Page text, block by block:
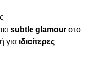
subtle glamour στο
για ιδιαίτερες